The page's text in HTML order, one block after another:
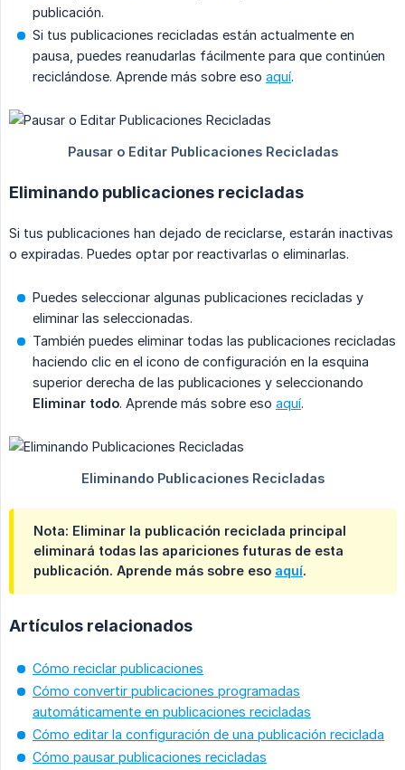
publicación.
Si tus publicaciones recicladas están actualmente en
pausa, puedes reanudarlas fácilmente para que continúen
reciclándose. Aprende más sobre eso aquí.
Eliminando publicaciones recicladas
Si tus publicaciones han dejado de reciclarse, estarán inactivas
o expiradas. Puedes optar por reactivarlas o eliminarlas.
Puedes seleccionar algunas publicaciones recicladas y
eliminar las seleccionadas.
También puedes eliminar todas las publicaciones recicladas
haciendo clic en el icono de configuración en la esquina
superior derecha de las publicaciones y seleccionando
Eliminar todo. Aprende más sobre eso aquí.
Nota: Eliminar la publicación reciclada principal
eliminará todas las apariciones futuras de esta
publicación. Aprende más sobre eso aquí.
Artículos relacionados
Cómo reciclar publicaciones
Cómo convertir publicaciones programadas
automáticamente en publicaciones recicladas
Cómo editar la configuración de una publicación reciclada
Cómo pausar publicaciones recicladas